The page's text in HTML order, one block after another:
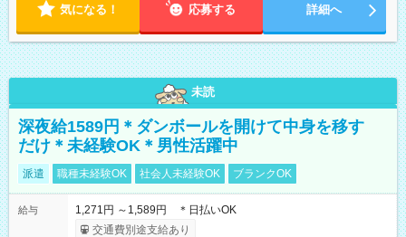
気になる！ 応募する 詳細へ
未読
深夜給1589円＊ダンボールを開けて中身を移す
だけ＊未経験OK＊男性活躍中
派遣 職種未経験OK 社会人未経験OK ブランクOK
給与
1,271円 ～1,589円 ＊日払いOK
交通費別途支給あり